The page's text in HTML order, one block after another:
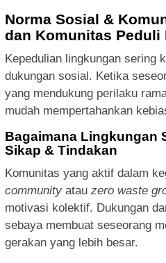
Norma Sosial &
dan Komunitas Peduli
Kepedulian lingkungan sering
dukungan sosial. Ketika
yang mendukung perilaku
mudah mempertahankan
Bagaimana Lingkungan
Sikap & Tindakan
Komunitas yang aktif dalam
community atau zero waste
motivasi kolektif. Dukungan
sebaya membuat seseorang
gerakan yang lebih besar.